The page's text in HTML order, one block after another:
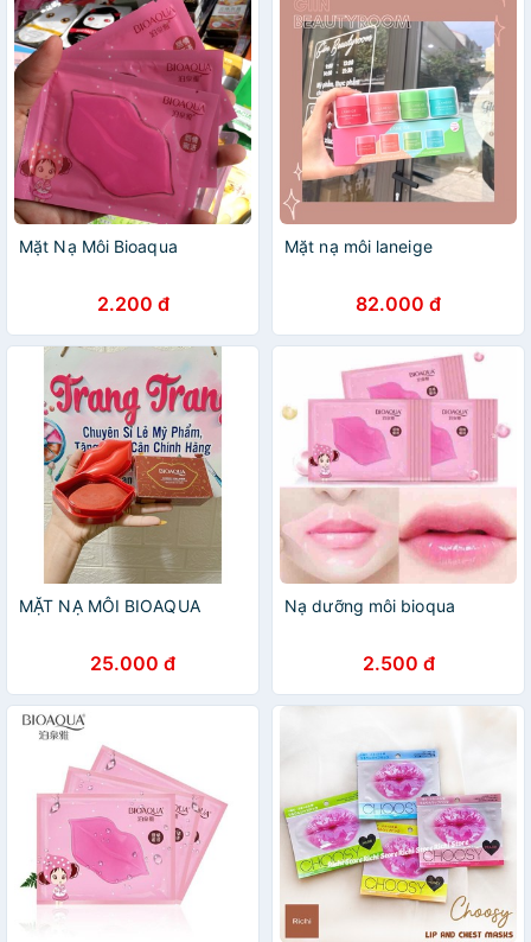
Mặt Nạ Môi Bioaqua
2.200 đ
Mặt nạ môi laneige
82.000 đ
MẶT NẠ MÔI BIOAQUA
25.000 đ
Nạ dưỡng môi bioqua
2.500 đ